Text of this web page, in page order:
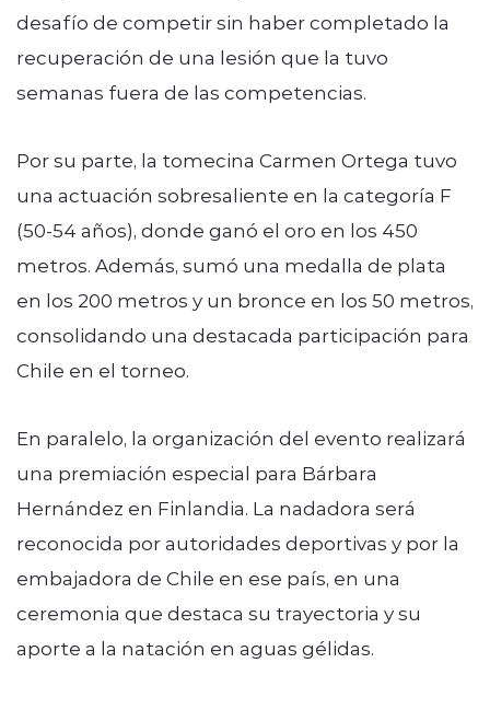
desafío de competir sin haber completado la
recuperación de una lesión que la tuvo
semanas fuera de las competencias.
Por su parte, la tomecina Carmen Ortega tuvo
una actuación sobresaliente en la categoría F
(50-54 años), donde ganó el oro en los 450
metros. Además, sumó una medalla de plata
en los 200 metros y un bronce en los 50 metros,
consolidando una destacada participación para
Chile en el torneo.
En paralelo, la organización del evento realizará
una premiación especial para Bárbara
Hernández en Finlandia. La nadadora será
reconocida por autoridades deportivas y por la
embajadora de Chile en ese país, en una
ceremonia que destaca su trayectoria y su
aporte a la natación en aguas gélidas.